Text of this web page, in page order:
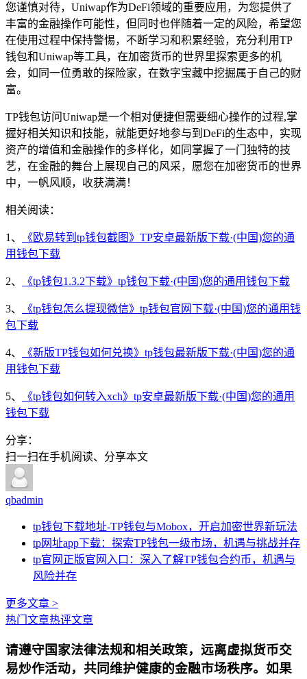
您谨慎对待，Uniwap作为DeFi领域的重要应用，为您提供了
丰富的金融操作可能性，但同时也伴随着一定的风险，希望您
在使用过程中保持警惕，不断学习和积累经验，充分利用TP
钱包和Uniwap等工具，在加密货币的世界里探索更多的机
会，如同一位勇敢的探险家，在数字宝藏中挖掘属于自己的财
富。
TP钱包访问Uniwap是一个相对便捷但需要细心操作的过程,掌
握好相关知识和技能，就能更好地参与到DeFi的生态中，实现
资产的增值和金融操作的多样化，如同掌握了一门独特的技
艺，在金融的舞台上展现自己的风采，愿您在加密货币的世界
中，一帆风顺，收获满满！
相关阅读：
1、
《欧易转到tp钱包截图》TP安卓最新版下载·(中国)您的通
用钱包下载
2、 《tp钱包1.3.2下载》tp钱包下载·(中国)您的通用钱包下载
3、
《tp钱包怎么提现微信》tp钱包官网下载·(中国)您的通用钱
包下载
4、
《新版TP钱包如何兑换》tp钱包最新版下载·(中国)您的通
用钱包下载
5、
《tp钱包如何转入xch》tp安卓最新版下载·(中国)您的通用
钱包下载
分享：
扫一扫在手机阅读、分享本文
qbadmin
tp钱包下载地址-TP钱包与Mobox，开启加密世界新玩法
tp网址app下载：探索TP钱包一级市场，机遇与挑战并存
tp官网正版官网入口：深入了解TP钱包合约币，机遇与
风险并存
更多文章 >
热门文章热评文章
请遵守国家法律法规和相关政策，远离虚拟货币交
易炒作活动，共同维护健康的金融市场秩序。如果